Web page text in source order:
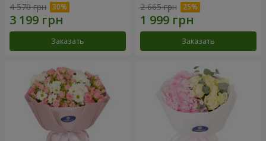
4 570 грн
Заказать
2 665 грн
Заказать